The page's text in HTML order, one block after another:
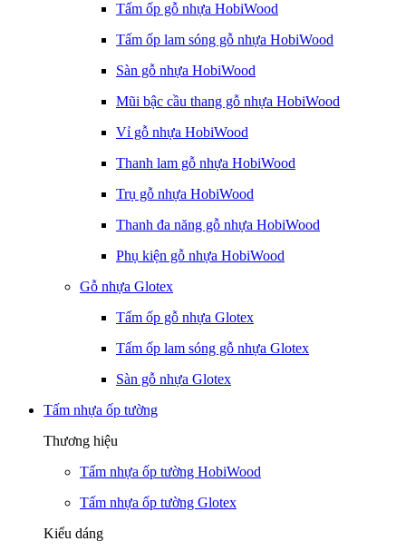
Tấm ốp gỗ nhựa HobiWood
Tấm ốp lam sóng gỗ nhựa HobiWood
Sàn gỗ nhựa HobiWood
Mũi bậc cầu thang gỗ nhựa HobiWood
Vỉ gỗ nhựa HobiWood
Thanh lam gỗ nhựa HobiWood
Trụ gỗ nhựa HobiWood
Thanh đa năng gỗ nhựa HobiWood
Phụ kiện gỗ nhựa HobiWood
Gỗ nhựa Glotex
Tấm ốp gỗ nhựa Glotex
Tấm ốp lam sóng gỗ nhựa Glotex
Sàn gỗ nhựa Glotex
Tấm nhựa ốp tường
Thương hiệu
Tấm nhựa ốp tường HobiWood
Tấm nhựa ốp tường Glotex
Kiểu dáng